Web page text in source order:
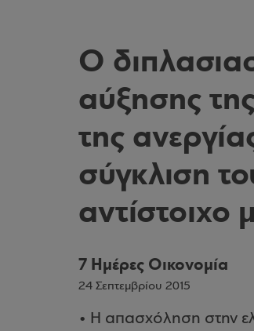
Ο
αύξησης
της
σύγκλιση
7 Ημέρες Οικονομία
24 Σεπτεμβρίου 2015
• Η απασχόληση στην